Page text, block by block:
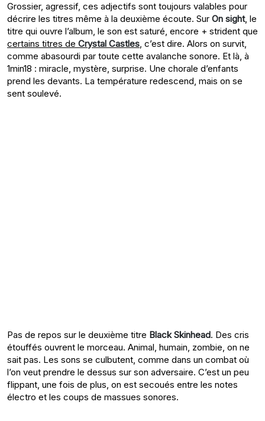
Grossier, agressif, ces adjectifs sont toujours valables pour
décrire les titres même à la deuxième écoute. Sur On sight, le
titre qui ouvre l’album, le son est saturé, encore + strident que
certains titres de Crystal Castles, c’est dire. Alors on survit,
comme abasourdi par toute cette avalanche sonore. Et là, à
1min18 : miracle, mystère, surprise. Une chorale d’enfants
prend les devants. La température redescend, mais on se
sent soulevé.
Pas de repos sur le deuxième titre Black Skinhead. Des cris
étouffés ouvrent le morceau. Animal, humain, zombie, on ne
sait pas. Les sons se culbutent, comme dans un combat où
l’on veut prendre le dessus sur son adversaire. C’est un peu
flippant, une fois de plus, on est secoués entre les notes
électro et les coups de massues sonores.